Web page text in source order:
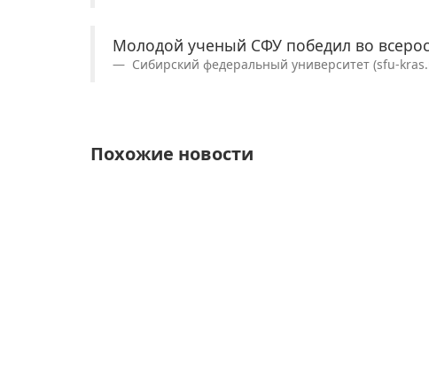
Молодой ученый СФУ победил во
Сибирский федеральный университет (sfu-
Похожие новости